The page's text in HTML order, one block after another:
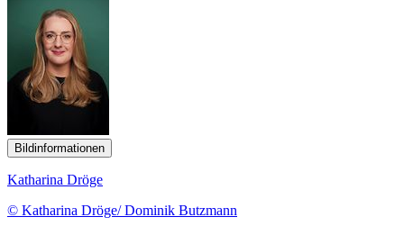
Bildinformationen
Katharina Dröge
© Katharina Dröge/ Dominik Butzmann